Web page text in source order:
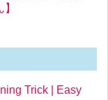
Trick
| Easy